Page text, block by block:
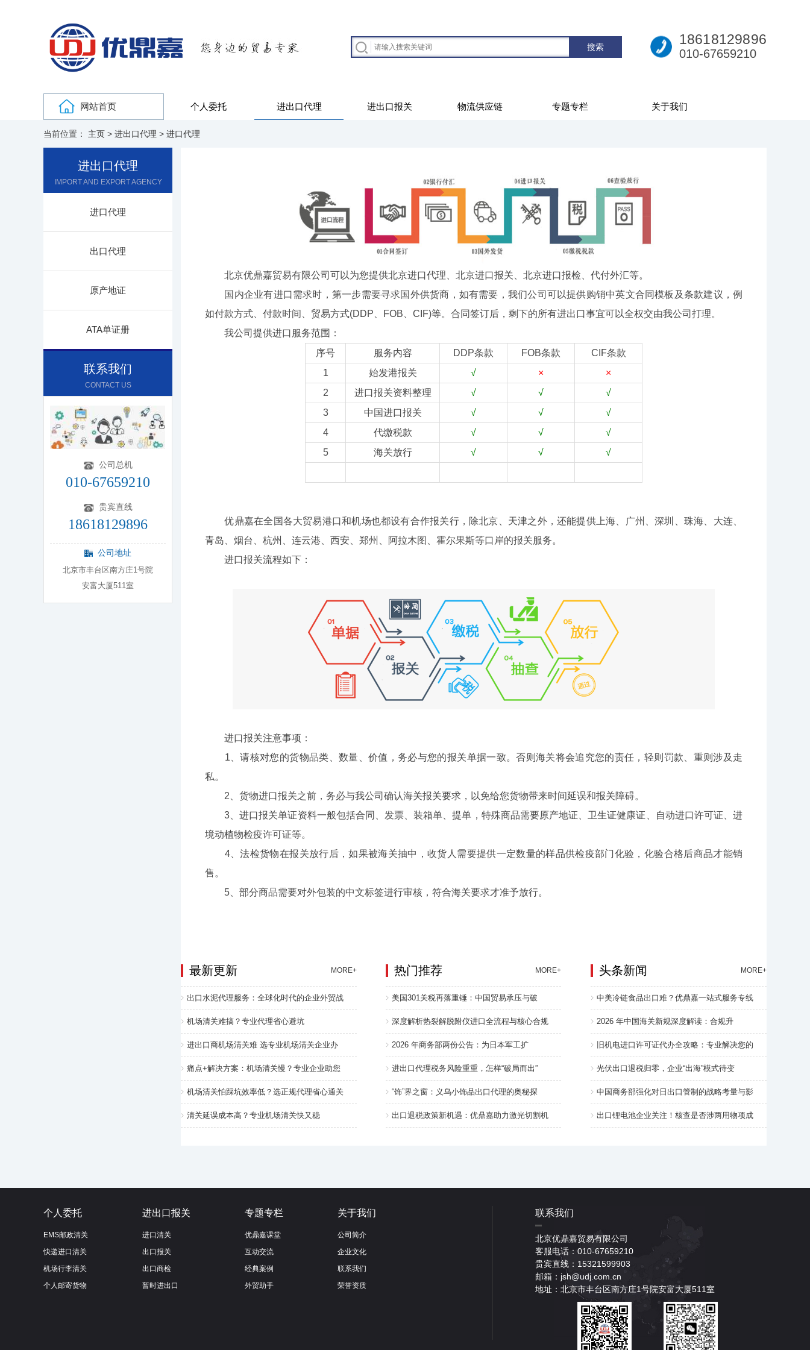
18618129896
010-67659210
网站首页 个人委托 进出口代理 进出口报关 物流供应链 专题专栏 关于我们
当前位置： 主页 > 进出口代理 > 进口代理
进出口代理
IMPORT AND EXPORT AGENCY
进口代理
出口代理
原产地证
ATA单证册
联系我们
CONTACT US
公司总机
010-67659210
贵宾直线
18618129896
公司地址
北京市丰台区南方庄1号院
安富大厦511室
北京优鼎嘉贸易有限公司可以为您提供北京进口代理、北京进口报关、北京进口报检、代付外汇等。
国内企业有进口需求时，第一步需要寻求国外供货商，如有需要，我们公司可以提供购销中英文合同模板及条款建议，例
如付款方式、付款时间、贸易方式(DDP、FOB、CIF)等。合同签订后，剩下的所有进出口事宜可以全权交由我公司打理。
我公司提供进口服务范围：
序号
服务内容 DDP条款 FOB条款
CIF条款
1
始发港报关 √ ×
×
2
进口报关资料整理 √ √
√
3
中国进口报关 √ √
√
4
代缴税款 √ √
√
5
海关放行 √ √ √
优鼎嘉在全国各大贸易港口和机场也都设有合作报关行，除北京、天津之外，还能提供上海、广州、深圳、珠海、大连、
青岛、烟台、杭州、连云港、西安、郑州、阿拉木图、霍尔果斯等口岸的报关服务。
进口报关流程如下：
进口报关注意事项：
1、请核对您的货物品类、数量、价值，务必与您的报关单据一致。否则海关将会追究您的责任，轻则罚款、重则涉及走
私。
2、货物进口报关之前，务必与我公司确认海关报关要求，以免给您货物带来时间延误和报关障碍。
3、进口报关单证资料一般包括合同、发票、装箱单、提单，特殊商品需要原产地证、卫生证健康证、自动进口许可证、进
境动植物检疫许可证等。
4、法检货物在报关放行后，如果被海关抽中，收货人需要提供一定数量的样品供检疫部门化验，化验合格后商品才能销
售。
5、部分商品需要对外包装的中文标签进行审核，符合海关要求才准予放行。
最新更新 MORE+
出口水泥代理服务：全球化时代的企业外贸战
机场清关难搞？专业代理省心避坑
进出口商机场清关难 选专业机场清关企业办
痛点+解决方案：机场清关慢？专业企业助您
机场清关怕踩坑效率低？选正规代理省心通关
清关延误成本高？专业机场清关快又稳
头条新闻 MORE+
中美冷链食品出口难？优鼎嘉一站式服务专线
2026 年中国海关新规深度解读：合规升
旧机电进口许可证代办全攻略：专业解决您的
光伏出口退税归零，企业“出海”模式待变
中国商务部强化对日出口管制的战略考量与影
出口锂电池企业关注！核查是否涉两用物项成
热门推荐 MORE+
美国301关税再落重锤：中国贸易承压与破
深度解析热裂解脱附仪进口全流程与核心合规
2026 年商务部两份公告：为日本军工扩
进出口代理税务风险重重，怎样“破局而出”
“饰”界之窗：义乌小饰品出口代理的奥秘探
出口退税政策新机遇：优鼎嘉助力激光切割机
个人委托
EMS邮政清关
快递进口清关
机场行李清关
个人邮寄货物
进出口报关
进口清关
出口报关
出口商检
暂时进出口
专题专栏
优鼎嘉课堂
互动交流
经典案例
外贸助手
关于我们
公司简介
企业文化
联系我们
荣誉资质
联系我们
北京优鼎嘉贸易有限公司
客服电话：010-67659210
贵宾直线：15321599903
邮箱：jsh@udj.com.cn
地址：北京市丰台区南方庄1号院安富大厦511室